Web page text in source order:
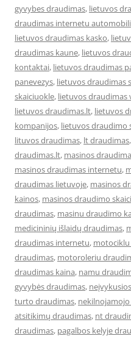
gyvybes draudimas, lietuvos
draudimas internetu
lietuvos draudimas kasko,
draudimas kaune, lietuvos
kontaktai, lietuvos draudimas
panevezys, lietuvos draudimas
skaiciuokle, lietuvos draudimas
lietuvos draudimas.lt, lietuvos
kompanijos, lietuvos draudimo
lituvos draudimas, lt draudimas,
draudimas.lt, masinos
masinos draudimas internetu,
draudimas lietuvoje, masinos
kainos, masinos draudimo
draudimas, masinu draudimo
medicininių išlaidų draudimas,
draudimas internetu,
draudimas, motoroleriu
draudimas kaina, namu
gyvybės draudimas,
turto draudimas,
atsitikimų draudimas, nt
draudimas, pagalbos kelyje